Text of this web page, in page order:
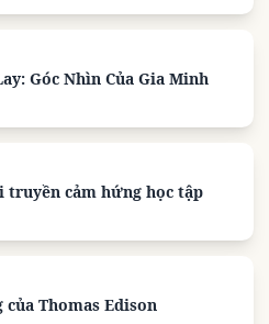
Góc Nhìn Của Gia Minh
truyền cảm hứng học tập
Thomas Edison